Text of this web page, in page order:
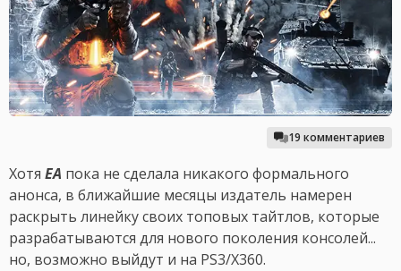
19 комментариев
Хотя EA пока не сделала никакого формального
анонса, в ближайшие месяцы издатель намерен
раскрыть линейку своих топовых тайтлов, которые
разрабатываются для нового поколения консолей...
но, возможно выйдут и на PS3/X360.